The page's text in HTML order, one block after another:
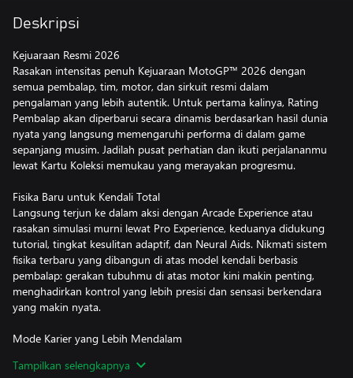
Deskripsi
Kejuaraan Resmi 2026
Rasakan intensitas penuh Kejuaraan MotoGP™ 2026 dengan
semua pembalap, tim, motor, dan sirkuit resmi dalam
pengalaman yang lebih autentik. Untuk pertama kalinya, Rating
Pembalap akan diperbarui secara dinamis berdasarkan hasil dunia
nyata yang langsung memengaruhi performa di dalam game
sepanjang musim. Jadilah pusat perhatian dan ikuti perjalananmu
lewat Kartu Koleksi memukau yang merayakan progresmu.
Fisika Baru untuk Kendali Total
Langsung terjun ke dalam aksi dengan Arcade Experience atau
rasakan simulasi murni lewat Pro Experience, keduanya didukung
tutorial, tingkat kesulitan adaptif, dan Neural Aids. Nikmati sistem
fisika terbaru yang dibangun di atas model kendali berbasis
pembalap: gerakan tubuhmu di atas motor kini makin penting,
menghadirkan kontrol yang lebih presisi dan sensasi berkendara
yang makin nyata.
Mode Karier yang Lebih Mendalam
kustom, atau hidupkan kembali dan bentuk ulang karier bintang
Tampilkan selengkapnya